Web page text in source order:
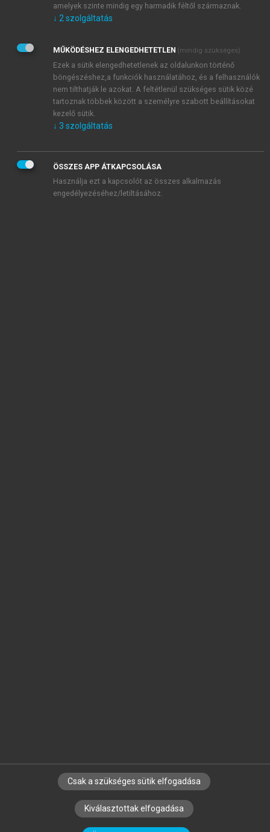
Kérek értesítést a MeRSZ újdonságairól, akcióiról.
Kérek értesítést az Akadémiai Kiadó Zrt. újdonságairól,
Adatkezelési tájékoztatóbanfoglaltakat tudomásul
veszem és elfogadom.
Általános vásárlási feltételeket, valamint a szotar.netés a
mersz.huoldalak licencszerződéseiben foglaltakat
tudomásul veszem és elfogadom.
KIPRÓBÁLOM
SZERZŐKNEK CÉGEKNEK KÖNYVTÁROSOKNAK
SZERKESZTÉSI ÉS LEKTORÁLÁSI ALAPELVEK
amelyek szinte mindig egy harmadik féltől származnak.
↓ 2 szolgáltatás
MŰKÖDÉSHEZ ELENGEDHETETLEN (mindig szükséges)
Ezek a sütik elengedhetetlenek az oldalunkon történő
böngészéshez,a funkciók használatához, és a felhasználók
nem tilthatják le azokat. A feltétlenül szükséges sütik közé
tartoznak többek között a személyre szabott beállításokat
kezelő sütik.
↓ 3 szolgáltatás
ÖSSZES APP ÁTKAPCSOLÁSA
Használja ezt a kapcsolót az összes alkalmazás
engedélyezéséhez/letiltásához.
Csak a szükséges sütik elfogadása
Kiválasztottak elfogadása